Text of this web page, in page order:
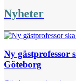
Nyheter
Ny gästprofessor
Göteborg